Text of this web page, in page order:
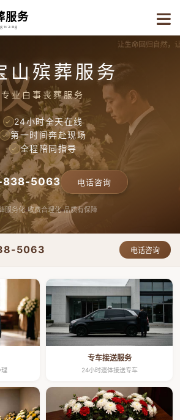
服务
山殡葬服务
专业白事丧葬服务
✓ 24小时全天在线
✓ 第一时间奔赴现场
✓ 全程陪同指导
5063 电话咨询
服务化 收费合理化 品质有保障
5063 电话咨询
专车接送服务
24小时遗体接送专车